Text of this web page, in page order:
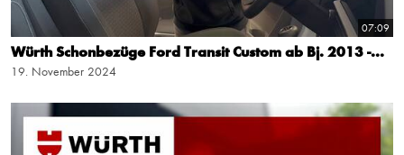
07:09
Würth Schonbezüge Ford Transit Custom ab Bj. 2013 -...
19. November 2024